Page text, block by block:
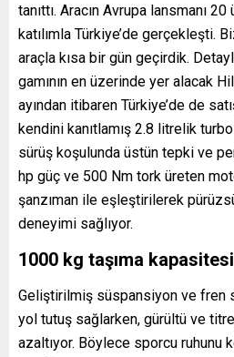
tanıttı. Aracın Avrupa lansmanı
katılımla Türkiye’de gerçekleşti.
araçla kısa bir gün geçirdik.
gamının en üzerinde yer alacak
ayından itibaren Türkiye’de de
kendini kanıtlamış 2.8 litrelik
sürüş koşulunda üstün tepki ve
hp güç ve 500 Nm tork üreten
şanzıman ile eşleştirilerek
deneyimi sağlıyor.
1000 kg taşıma kapasitesi
Geliştirilmiş süspansiyon ve fren
yol tutuş sağlarken, gürültü ve
azaltıyor. Böylece sporcu ruhunu